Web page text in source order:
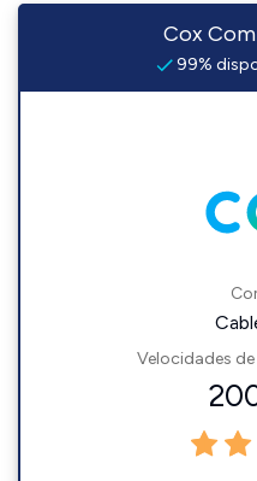
Cox
99%
Velocidades